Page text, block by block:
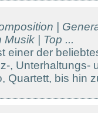
|
| Top ...
einer der
, Unterhaltungs-
Quartett, bis hin